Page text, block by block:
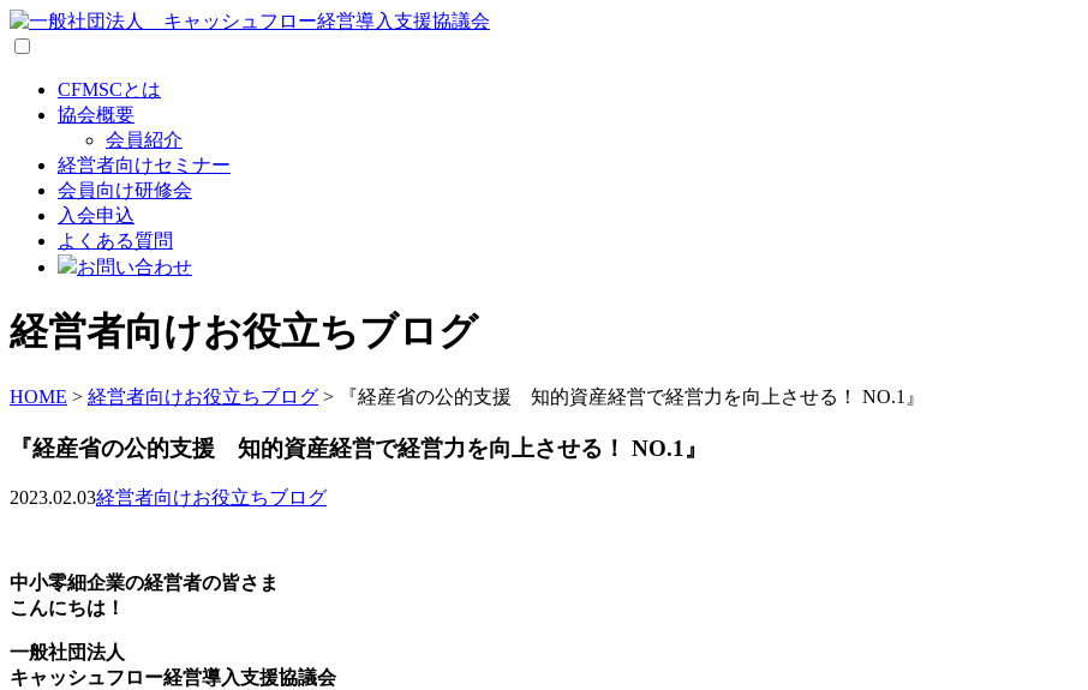
CFMSCとは
協会概要
会員紹介
経営者向けセミナー
会員向け研修会
入会申込
よくある質問
お問い合わせ
経営者向けお役立ちブログ
HOME > 経営者向けお役立ちブログ > 『経産省の公的支援 知的資産経営で経営力を向上させる！ NO.1』
『経産省の公的支援 知的資産経営で経営力を向上させる！ NO.1』
2023.02.03経営者向けお役立ちブログ
中小零細企業の経営者の皆さま
こんにちは！
一般社団法人
キャッシュフロー経営導入支援協議会